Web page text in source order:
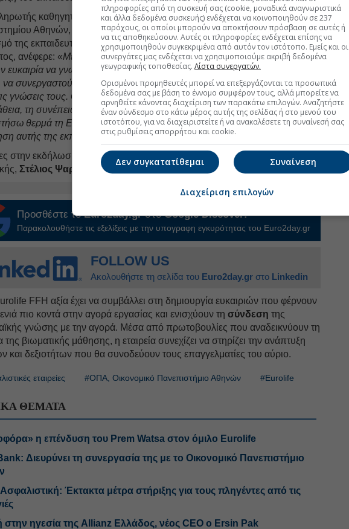
καθηγητής στο Τμήμα Στατιστικής του Οικονομικού
Αθηνών,
Αλέξανδρος Ζυμπίδης, ο οποίος είχε τον κεντρικό
της εκπαιδευτικής διαδικασίας ως διδάσκων του αντίστοιχου
ανέφερε: «Μέσα από το συγκεκριμένο Simulation Game, οι φοιτητές
ευκαιρία να γνωρίσουν από κοντά τιςπροκλήσειςτης ασφαλιστικής
να συνεργαστούν, να αναλάβουν πρωτοβουλίες και να εφαρμόσουν στην
γνώσεις τους. Θα ήθελα να συγχαρώ όλες τις ομάδες για την
τη συνέπεια και το υψηλό επίπεδο συμμετοχής τους, καθώς και να
θερμά τη Eurolife FFH για την ουσιαστική συμβολή της στην
αυτής της εκπαιδευτικής πρωτοβουλίας».
στην εκδήλωση ήταν επίσης ο πρόεδρος & καθηγητής του Τμήματος
Στέλιος Ψαράκης , καθώς και διοικητικά στελέχη της Eurolife FFH.
Προσθέστε τοEuro2day.grστοGoogle Discover!
Παρακολουθήστε τις εξελίξεις με την υπογραφη εγκυρότητας του Euro2day.gr
FOLLOW US
Ακολουθήστε τη σελίδα του Euro2day.gr στο Linkedin
FFH αξία έχει να συμβάλλει στη δημιουργία ευκαιριών που φέρνουν
πιο κοντά στην αγορά εργασίας και ενισχύουν τησύνδεση της
γνώσης με την αγορά. Μέσα από πρωτοβουλίες που αναδεικνύουν τη
της βιωματικής μάθησης, η εταιρεία συνεχίζει να στηρίζει την ανάπτυξη
και δεξιοτήτων που θα συνοδεύουν τους επαγγελματίες του αύριο.
εταιρείες #ΟΠΑ, Οικονομικό Πανεπιστήμιο Αθηνών #Eurolife
ΘΕΜΑΤΑ
η επένδυση του Prem Watsa στον όμιλο Eurolife
Διευρύνει τη συνεργασία της με το Οικονομικό Πανεπιστήμιο
Έκτακτα μέτρα στήριξης για τους πληγέντες από τις
στην ηγεσία της Allianz Ελλάδος, νέος CEO ο Ersin Pak
πληροφορίες από τη συσκευή σας (cookie, μοναδικά αναγνωριστικά
και άλλα δεδομένα συσκευής) ενδέχεται να κοινοποιηθούν σε 237
παρόχους, οι οποίοι μπορούν να αποκτήσουν πρόσβαση σε αυτές ή
να τις αποθηκεύσουν. Αυτές οι πληροφορίες ενδέχεται επίσης να
χρησιμοποιηθούν συγκεκριμένα από αυτόν τον ιστότοπο. Εμείς και οι
συνεργάτες μας ενδέχεται να χρησιμοποιούμε ακριβή δεδομένα
γεωγραφικής τοποθεσίας. Λίστα συνεργατών.
Ορισμένοι προμηθευτές μπορεί να επεξεργάζονται τα προσωπικά
δεδομένα σας με βάση το έννομο συμφέρον τους, αλλά μπορείτε να
αρνηθείτε κάνοντας διαχείριση των παρακάτω επιλογών. Αναζητήστε
έναν σύνδεσμο στο κάτω μέρος αυτής της σελίδας ή στο μενού του
ιστοτόπου, για να διαχειριστείτε ή να ανακαλέσετε τη συναίνεσή σας
στις ρυθμίσεις απορρήτου και cookie.
Συναίνεση
Δεν συγκατατίθεμαι
Διαχείριση επιλογών